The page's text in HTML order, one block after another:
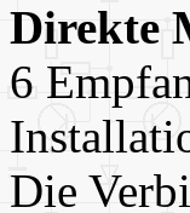
Direkte
6
Die